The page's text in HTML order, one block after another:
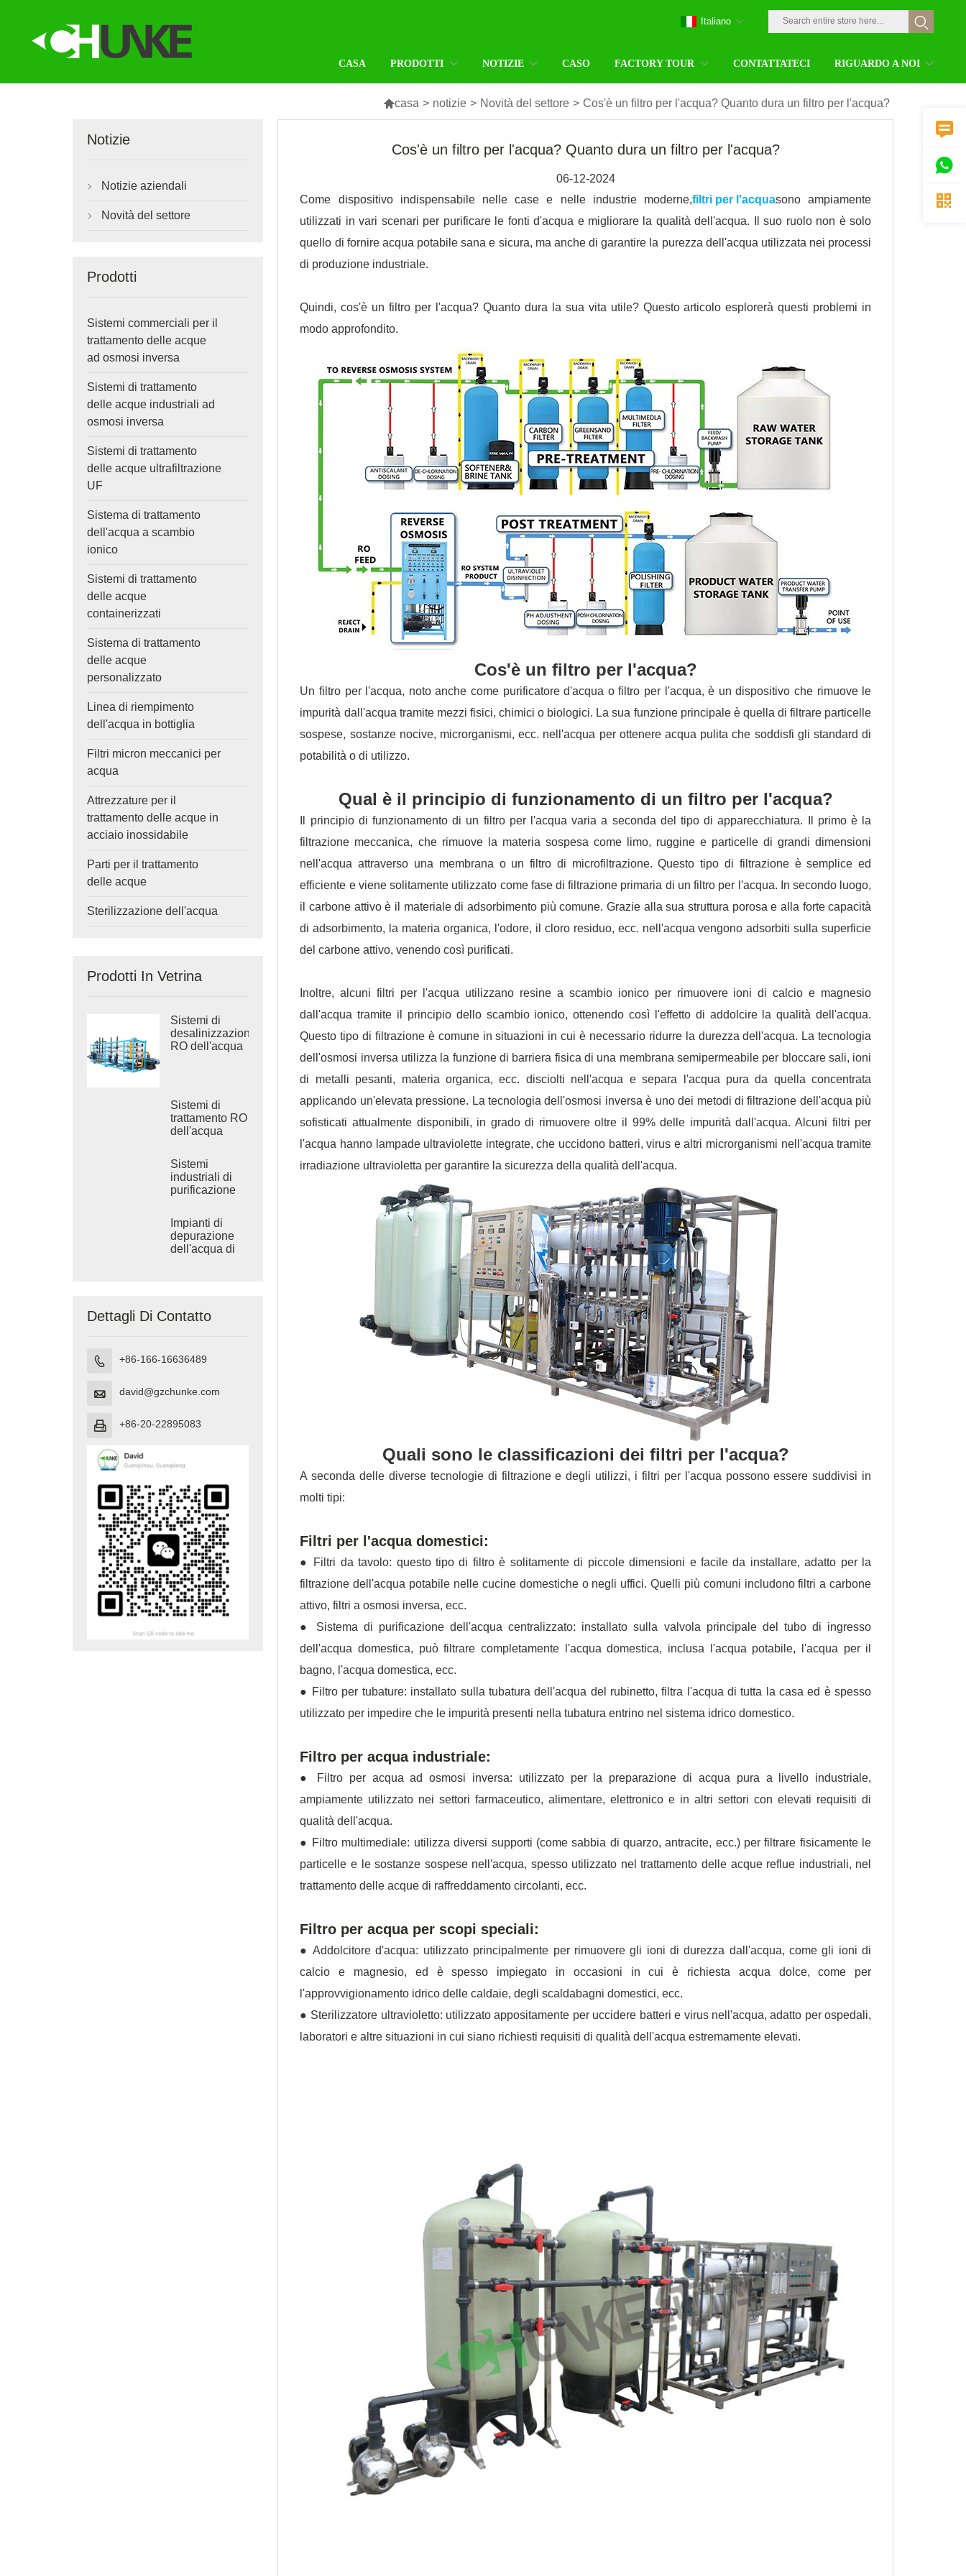
CASA PRODOTTI NOTIZIE CASO FACTORY TOUR CONTATTATECI RIGUARDO A NOI
Italiano
casa > notizie > Novità del settore > Cos'è un filtro per l'acqua? Quanto dura un filtro per l'acqua?
Notizie
 Notizie aziendali
 Novità del settore
Prodotti
Sistemi commerciali per il
trattamento delle acque
ad osmosi inversa
Sistemi di trattamento
delle acque industriali ad
osmosi inversa
Sistemi di trattamento
delle acque ultrafiltrazione
UF
Sistema di trattamento
dell'acqua a scambio
ionico
Sistemi di trattamento
delle acque
containerizzati
Sistema di trattamento
delle acque
personalizzato
Linea di riempimento
dell'acqua in bottiglia
Filtri micron meccanici per
acqua
Attrezzature per il
trattamento delle acque in
acciaio inossidabile
Parti per il trattamento
delle acque
Sterilizzazione dell'acqua
Prodotti In Vetrina
Sistemi di
desalinizzazione
RO dell'acqua
Sistemi di
trattamento RO
dell'acqua
industriale
Sistemi
industriali di
purificazione
osmosi inversa
Impianti di
depurazione
dell'acqua di
Dettagli Di Contatto
 +86-166-16636489
 david@gzchunke.com
 +86-20-22895083
Cos'è un filtro per l'acqua? Quanto dura un filtro per l'acqua?
06-12-2024
Come dispositivo indispensabile nelle case e nelle industrie moderne,filtri per l'acquasono ampiamente
utilizzati in vari scenari per purificare le fonti d'acqua e migliorare la qualità dell'acqua. Il suo ruolo non è solo
quello di fornire acqua potabile sana e sicura, ma anche di garantire la purezza dell'acqua utilizzata nei processi
di produzione industriale.
Quindi, cos'è un filtro per l'acqua? Quanto dura la sua vita utile? Questo articolo esplorerà questi problemi in
modo approfondito.
Cos'è un filtro per l'acqua?
Un filtro per l'acqua, noto anche come purificatore d'acqua o filtro per l'acqua, è un dispositivo che rimuove le
impurità dall'acqua tramite mezzi fisici, chimici o biologici. La sua funzione principale è quella di filtrare particelle
sospese, sostanze nocive, microrganismi, ecc. nell'acqua per ottenere acqua pulita che soddisfi gli standard di
potabilità o di utilizzo.
Qual è il principio di funzionamento di un filtro per l'acqua?
Il principio di funzionamento di un filtro per l'acqua varia a seconda del tipo di apparecchiatura. Il primo è la
filtrazione meccanica, che rimuove la materia sospesa come limo, ruggine e particelle di grandi dimensioni
nell'acqua attraverso una membrana o un filtro di microfiltrazione. Questo tipo di filtrazione è semplice ed
efficiente e viene solitamente utilizzato come fase di filtrazione primaria di un filtro per l'acqua. In secondo luogo,
il carbone attivo è il materiale di adsorbimento più comune. Grazie alla sua struttura porosa e alla forte capacità
di adsorbimento, la materia organica, l'odore, il cloro residuo, ecc. nell'acqua vengono adsorbiti sulla superficie
del carbone attivo, venendo così purificati.
Inoltre, alcuni filtri per l'acqua utilizzano resine a scambio ionico per rimuovere ioni di calcio e magnesio
dall'acqua tramite il principio dello scambio ionico, ottenendo così l'effetto di addolcire la qualità dell'acqua.
Questo tipo di filtrazione è comune in situazioni in cui è necessario ridurre la durezza dell'acqua. La tecnologia
dell'osmosi inversa utilizza la funzione di barriera fisica di una membrana semipermeabile per bloccare sali, ioni
di metalli pesanti, materia organica, ecc. disciolti nell'acqua e separa l'acqua pura da quella concentrata
applicando un'elevata pressione. La tecnologia dell'osmosi inversa è uno dei metodi di filtrazione dell'acqua più
sofisticati attualmente disponibili, in grado di rimuovere oltre il 99% delle impurità dall'acqua. Alcuni filtri per
l'acqua hanno lampade ultraviolette integrate, che uccidono batteri, virus e altri microrganismi nell'acqua tramite
irradiazione ultravioletta per garantire la sicurezza della qualità dell'acqua.
Quali sono le classificazioni dei filtri per l'acqua?
A seconda delle diverse tecnologie di filtrazione e degli utilizzi, i filtri per l'acqua possono essere suddivisi in
molti tipi:
Filtri per l'acqua domestici:
● Filtri da tavolo: questo tipo di filtro è solitamente di piccole dimensioni e facile da installare, adatto per la
filtrazione dell'acqua potabile nelle cucine domestiche o negli uffici. Quelli più comuni includono filtri a carbone
attivo, filtri a osmosi inversa, ecc.
● Sistema di purificazione dell'acqua centralizzato: installato sulla valvola principale del tubo di ingresso
dell'acqua domestica, può filtrare completamente l'acqua domestica, inclusa l'acqua potabile, l'acqua per il
bagno, l'acqua domestica, ecc.
● Filtro per tubature: installato sulla tubatura dell'acqua del rubinetto, filtra l'acqua di tutta la casa ed è spesso
utilizzato per impedire che le impurità presenti nella tubatura entrino nel sistema idrico domestico.
Filtro per acqua industriale:
● Filtro per acqua ad osmosi inversa: utilizzato per la preparazione di acqua pura a livello industriale,
ampiamente utilizzato nei settori farmaceutico, alimentare, elettronico e in altri settori con elevati requisiti di
qualità dell'acqua.
● Filtro multimediale: utilizza diversi supporti (come sabbia di quarzo, antracite, ecc.) per filtrare fisicamente le
particelle e le sostanze sospese nell'acqua, spesso utilizzato nel trattamento delle acque reflue industriali, nel
trattamento delle acque di raffreddamento circolanti, ecc.
Filtro per acqua per scopi speciali:
● Addolcitore d'acqua: utilizzato principalmente per rimuovere gli ioni di durezza dall'acqua, come gli ioni di
calcio e magnesio, ed è spesso impiegato in occasioni in cui è richiesta acqua dolce, come per
l'approvvigionamento idrico delle caldaie, degli scaldabagni domestici, ecc.
● Sterilizzatore ultravioletto: utilizzato appositamente per uccidere batteri e virus nell'acqua, adatto per ospedali,
laboratori e altre situazioni in cui siano richiesti requisiti di qualità dell'acqua estremamente elevati.


